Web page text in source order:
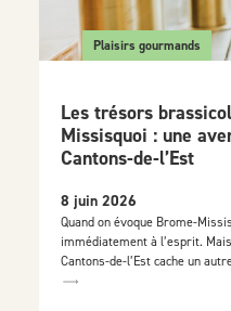
Plaisirs gourmands
Les trésors
Missisquoi : une
Cantons-de-l’Est
8 juin 2026
Quand on évoque Brome-
immédiatement à l’esprit.
Cantons-de-l’Est cache un